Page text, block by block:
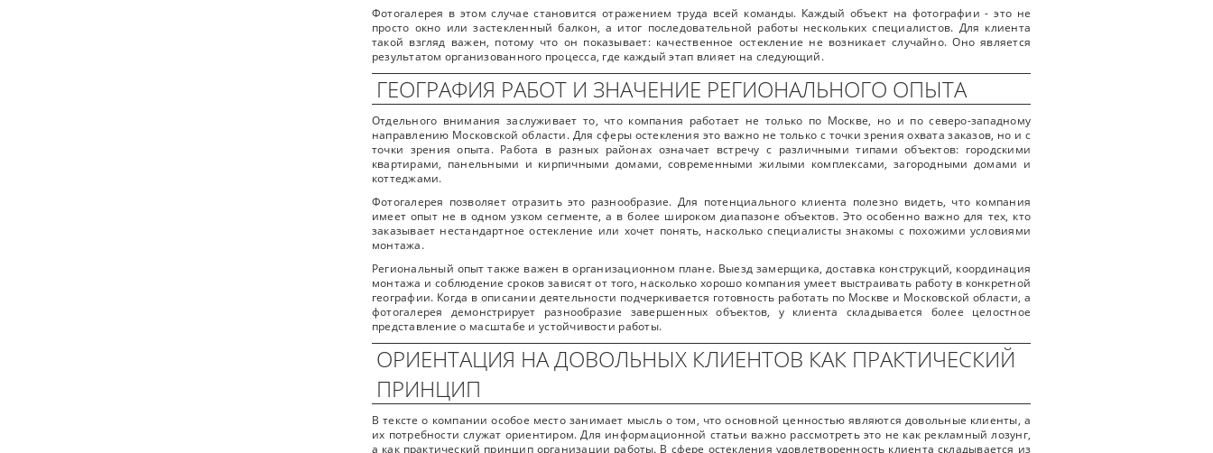
Фотогалерея в этом случае становится отражением труда всей команды. Каждый объект на фотографии - это не
просто окно или застекленный балкон, а итог последовательной работы нескольких специалистов. Для клиента
такой взгляд важен, потому что он показывает: качественное остекление не возникает случайно. Оно является
результатом организованного процесса, где каждый этап влияет на следующий.
ГЕОГРАФИЯ РАБОТ И ЗНАЧЕНИЕ РЕГИОНАЛЬНОГО ОПЫТА
Отдельного внимания заслуживает то, что компания работает не только по Москве, но и по северо-западному
направлению Московской области. Для сферы остекления это важно не только с точки зрения охвата заказов, но и с
точки зрения опыта. Работа в разных районах означает встречу с различными типами объектов: городскими
квартирами, панельными и кирпичными домами, современными жилыми комплексами, загородными домами и
коттеджами.
Фотогалерея позволяет отразить это разнообразие. Для потенциального клиента полезно видеть, что компания
имеет опыт не в одном узком сегменте, а в более широком диапазоне объектов. Это особенно важно для тех, кто
заказывает нестандартное остекление или хочет понять, насколько специалисты знакомы с похожими условиями
монтажа.
Региональный опыт также важен в организационном плане. Выезд замерщика, доставка конструкций, координация
монтажа и соблюдение сроков зависят от того, насколько хорошо компания умеет выстраивать работу в конкретной
географии. Когда в описании деятельности подчеркивается готовность работать по Москве и Московской области, а
фотогалерея демонстрирует разнообразие завершенных объектов, у клиента складывается более целостное
представление о масштабе и устойчивости работы.
ОРИЕНТАЦИЯ НА ДОВОЛЬНЫХ КЛИЕНТОВ КАК ПРАКТИЧЕСКИЙ
ПРИНЦИП
В тексте о компании особое место занимает мысль о том, что основной ценностью являются довольные клиенты, а
их потребности служат ориентиром. Для информационной статьи важно рассмотреть это не как рекламный лозунг,
а как практический принцип организации работы. В сфере остекления удовлетворенность клиента складывается из